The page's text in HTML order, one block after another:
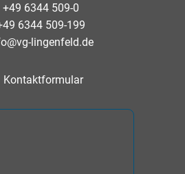
+49 6344 509-0
6344 509-199
lingenfeld.de
Kontaktformular